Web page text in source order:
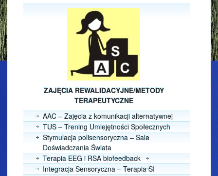
ZAJĘCIA REWALIDACYJNE/METODY
TERAPEUTYCZNE
AAC – Zajęcia z komunikacji alternatywnej
TUS – Trening Umiejętności Społecznych
Stymulacja polisensoryczna – Sala
Doświadczania Świata
Terapia EEG i RSA biofeedback
Integracja Sensoryczna – Terapia SI